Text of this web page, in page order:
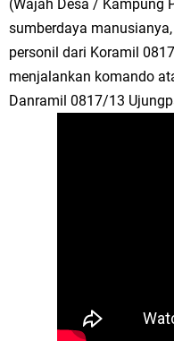
Husnul Aqib, M.M. untuk Negeri
PDUF MUI Jatim Gelar Doa
Menuju Indonesia Emas 2045
dan Ibu Hamil Narasi
(Wajah Desa / Kampung
sumberdaya
personil dari Koramil
menjalankan komando
Danramil 0817/13